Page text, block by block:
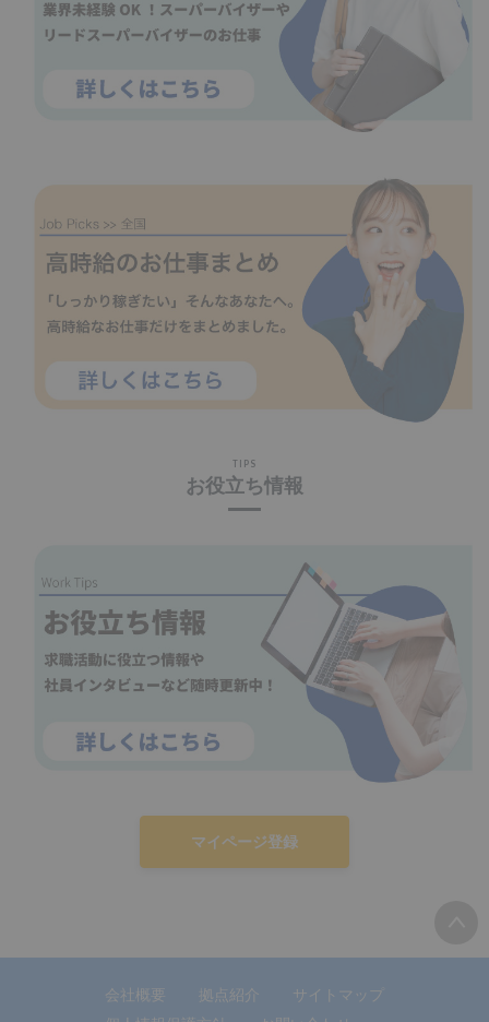
TIPS
お役立ち情報
マイページ登録
会社概要 拠点紹介
サイトマップ